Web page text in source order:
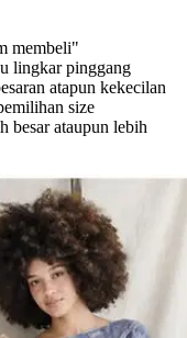
membeli"
lingkar pinggang
atapun kekecilan
size
besar ataupun lebih